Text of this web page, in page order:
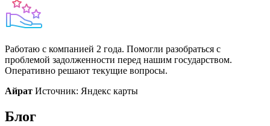
Работаю с компанией 2 года. Помогли разобраться с
проблемой задолженности перед нашим государством.
Оперативно решают текущие вопросы.
Айрат Источник: Яндекс карты
Блог